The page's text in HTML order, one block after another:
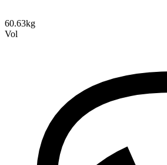
60.63kg
Vol